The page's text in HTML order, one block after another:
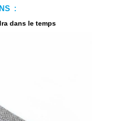
:
dans le temps